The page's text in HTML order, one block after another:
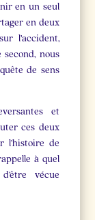
en un seul
en deux
l’accident,
second, nous
de sens
et
ces deux
de
à quel
vécue